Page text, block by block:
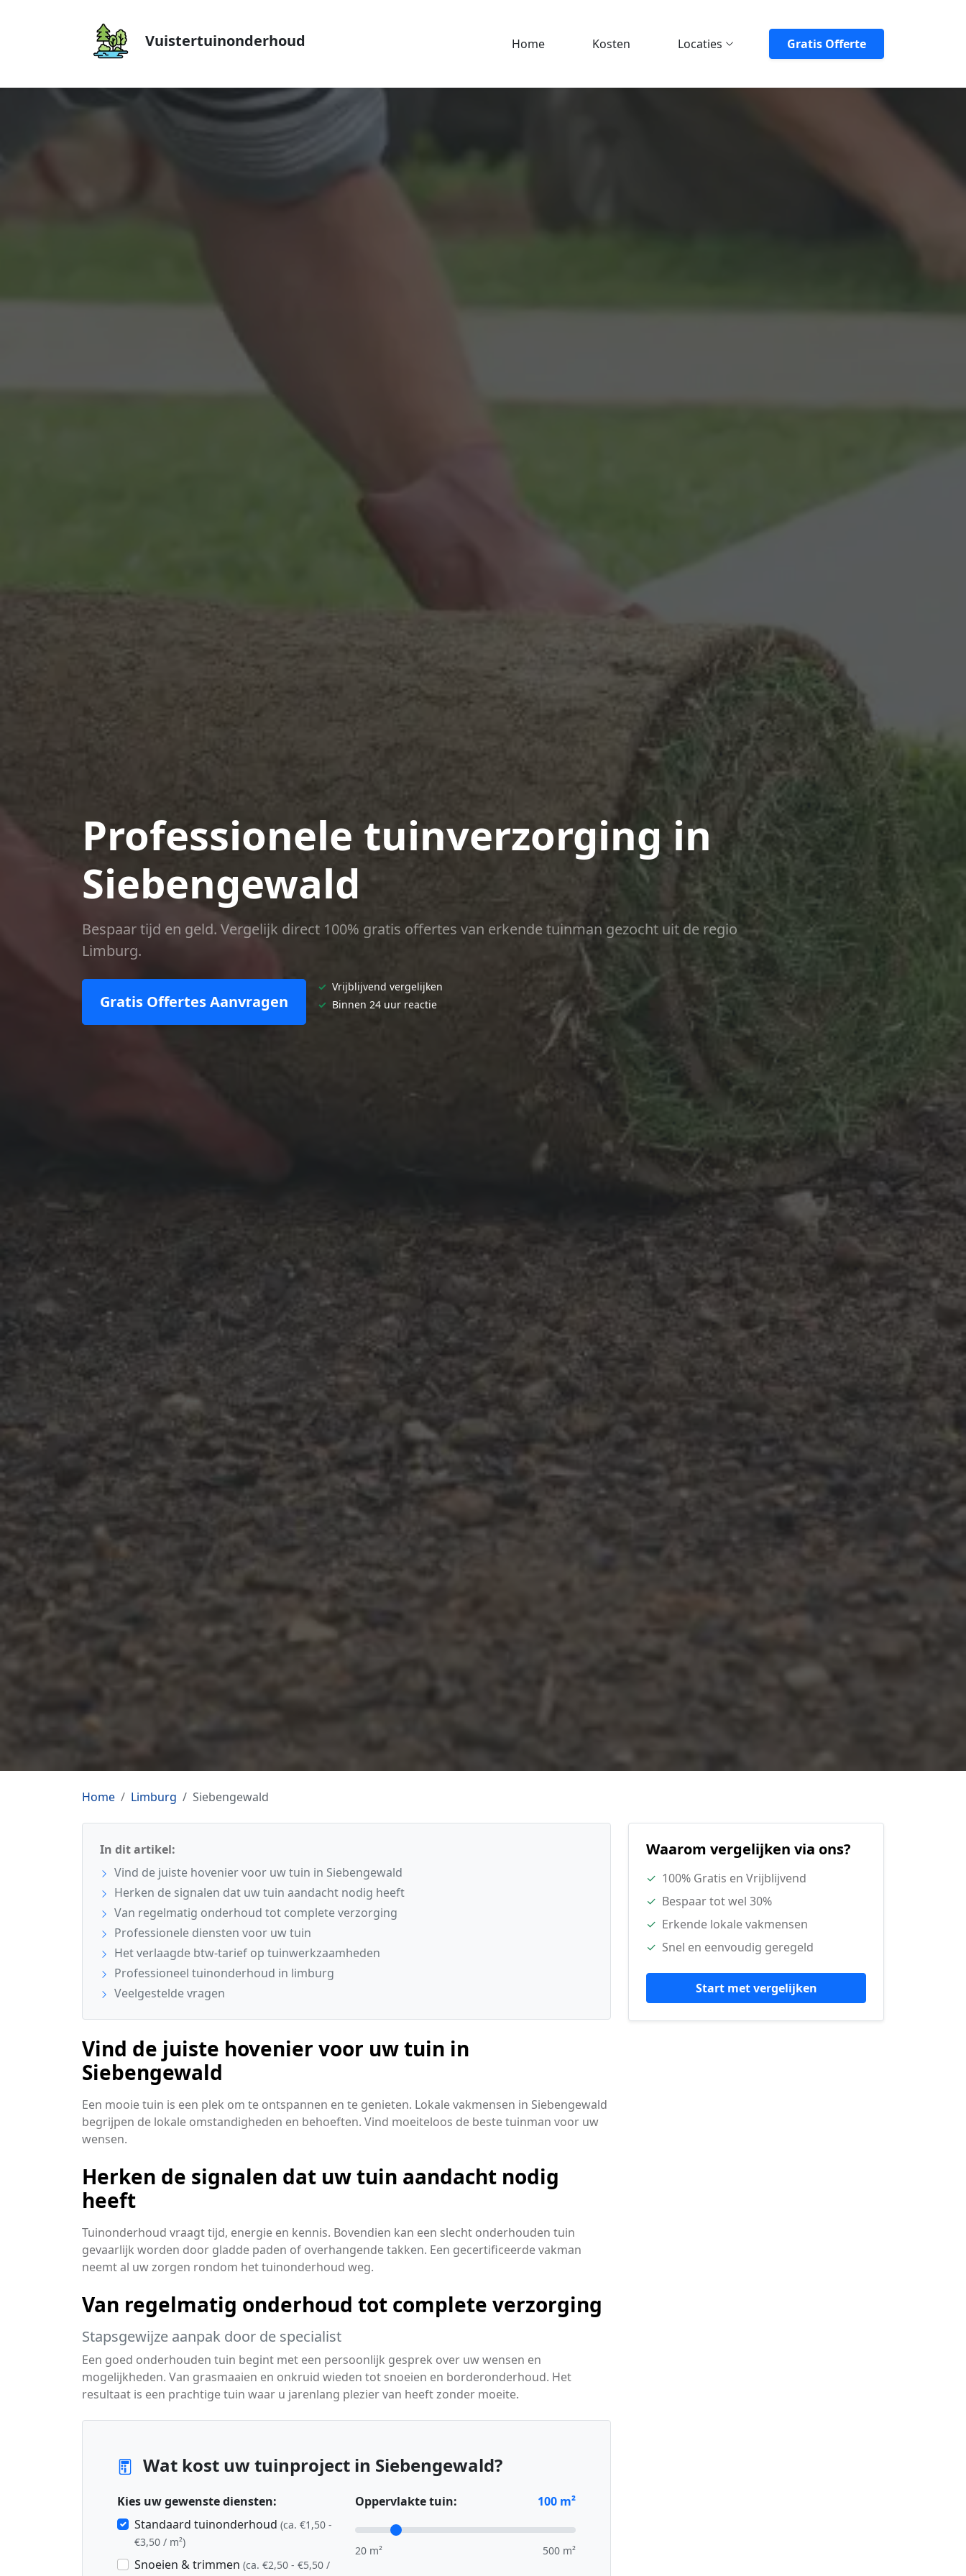
Vuistertuinonderhoud Home Kosten Locaties Gratis Offerte
Professionele tuinverzorging in
Siebengewald
Bespaar tijd en geld. Vergelijk direct 100% gratis offertes van erkende tuinman gezocht uit de regio
Limburg.
Gratis Offertes Aanvragen
✓ Vrijblijvend vergelijken
✓ Binnen 24 uur reactie
Home Limburg Siebengewald
In dit artikel:
Vind de juiste hovenier voor uw tuin in Siebengewald
Herken de signalen dat uw tuin aandacht nodig heeft
Van regelmatig onderhoud tot complete verzorging
Professionele diensten voor uw tuin
Het verlaagde btw-tarief op tuinwerkzaamheden
Professioneel tuinonderhoud in limburg
Veelgestelde vragen
Vind de juiste hovenier voor uw tuin in
Siebengewald
Een mooie tuin is een plek om te ontspannen en te genieten. Lokale vakmensen in Siebengewald
begrijpen de lokale omstandigheden en behoeften. Vind moeiteloos de beste tuinman voor uw
wensen.
Herken de signalen dat uw tuin aandacht nodig
heeft
Tuinonderhoud vraagt tijd, energie en kennis. Bovendien kan een slecht onderhouden tuin
gevaarlijk worden door gladde paden of overhangende takken. Een gecertificeerde vakman
neemt al uw zorgen rondom het tuinonderhoud weg.
Van regelmatig onderhoud tot complete verzorging
Stapsgewijze aanpak door de specialist
Een goed onderhouden tuin begint met een persoonlijk gesprek over uw wensen en
mogelijkheden. Van grasmaaien en onkruid wieden tot snoeien en borderonderhoud. Het
resultaat is een prachtige tuin waar u jarenlang plezier van heeft zonder moeite.
Wat kost uw tuinproject in Siebengewald?
Kies uw gewenste diensten:
Standaard tuinonderhoud (ca. €1,50 -
€3,50 / m²)
Snoeien & trimmen (ca. €2,50 - €5,50 /
Oppervlakte tuin: 100 m²
20 m² 500 m²
Waarom vergelijken via ons?
✓ 100% Gratis en Vrijblijvend
✓ Bespaar tot wel 30%
✓ Erkende lokale vakmensen
✓ Snel en eenvoudig geregeld
Start met vergelijken